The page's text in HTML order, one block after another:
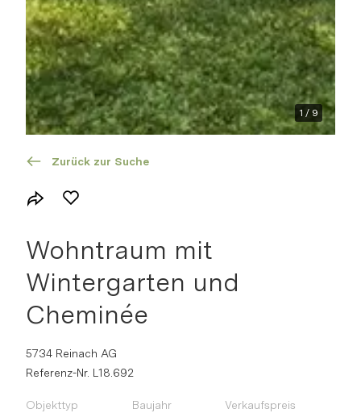
1 / 9
Zurück zur Suche
Wohntraum mit
Wintergarten und
Cheminée
5734 Reinach AG
Referenz-Nr. L18.692
Objekttyp Baujahr Verkaufspreis